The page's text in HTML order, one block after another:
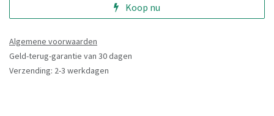
Koop nu
Algemene voorwaarden
Geld-terug-garantie van 30 dagen
Verzending: 2-3 werkdagen